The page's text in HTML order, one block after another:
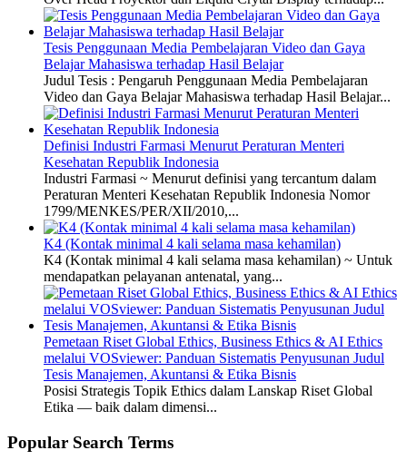
Tesis Penggunaan Media Pembelajaran Video dan Gaya
Belajar Mahasiswa terhadap Hasil Belajar
Judul Tesis : Pengaruh Penggunaan Media Pembelajaran
Video dan Gaya Belajar Mahasiswa terhadap Hasil Belajar...
Definisi Industri Farmasi Menurut Peraturan Menteri
Kesehatan Republik Indonesia
Industri Farmasi ~ Menurut definisi yang tercantum dalam
Peraturan Menteri Kesehatan Republik Indonesia Nomor
1799/MENKES/PER/XII/2010,...
K4 (Kontak minimal 4 kali selama masa kehamilan)
K4 (Kontak minimal 4 kali selama masa kehamilan) ~ Untuk
mendapatkan pelayanan antenatal, yang...
Pemetaan Riset Global Ethics, Business Ethics & AI Ethics
melalui VOSviewer: Panduan Sistematis Penyusunan Judul
Tesis Manajemen, Akuntansi & Etika Bisnis
Posisi Strategis Topik Ethics dalam Lanskap Riset Global
Etika — baik dalam dimensi...
Popular Search Terms